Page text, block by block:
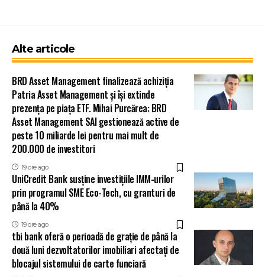
Alte articole
BRD Asset Management finalizează achiziția
Patria Asset Management și își extinde
prezența pe piața ETF. Mihai Purcărea: BRD
Asset Management SAI gestionează active de
peste 10 miliarde lei pentru mai mult de
200.000 de investitori
19 ore ago
UniCredit Bank susține investițiile IMM-urilor
prin programul SME Eco-Tech, cu granturi de
până la 40%
19 ore ago
tbi bank oferă o perioadă de grație de până la
două luni dezvoltatorilor imobiliari afectați de
blocajul sistemului de carte funciară